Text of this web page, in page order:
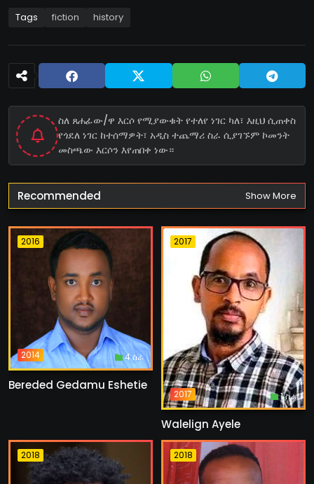
Tags fiction history
ስለ ጸሐፊው/ዋ እርሶ የሚያውቁት የተለየ ነገር ካለ፣ እዚህ ሲጠቀስ
የጎደለ ነገር ከተሰማዎት፣ አዲስ ተጨማሪ ስራ ሲያገኙም ኮመንት
መስጫው እርሶን እየጠበቀ ነው።
Recommended Show More
2016
2014 4 ስራ
Bereded Gedamu Eshetie
2017
2017 1 ስራ
Walelign Ayele
2018 2018